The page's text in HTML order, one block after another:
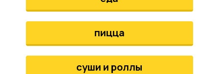
пицца
суши и роллы